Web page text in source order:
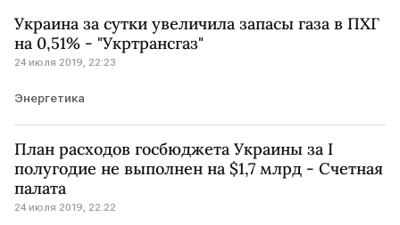
Украина за сутки увеличила запасы газа в ПХГ
на 0,51% - "Укртрансгаз"
24 июля 2019, 22:23
Энергетика
План расходов госбюджета Украины за I
полугодие не выполнен на $1,7 млрд - Счетная
палата
24 июля 2019, 22:22